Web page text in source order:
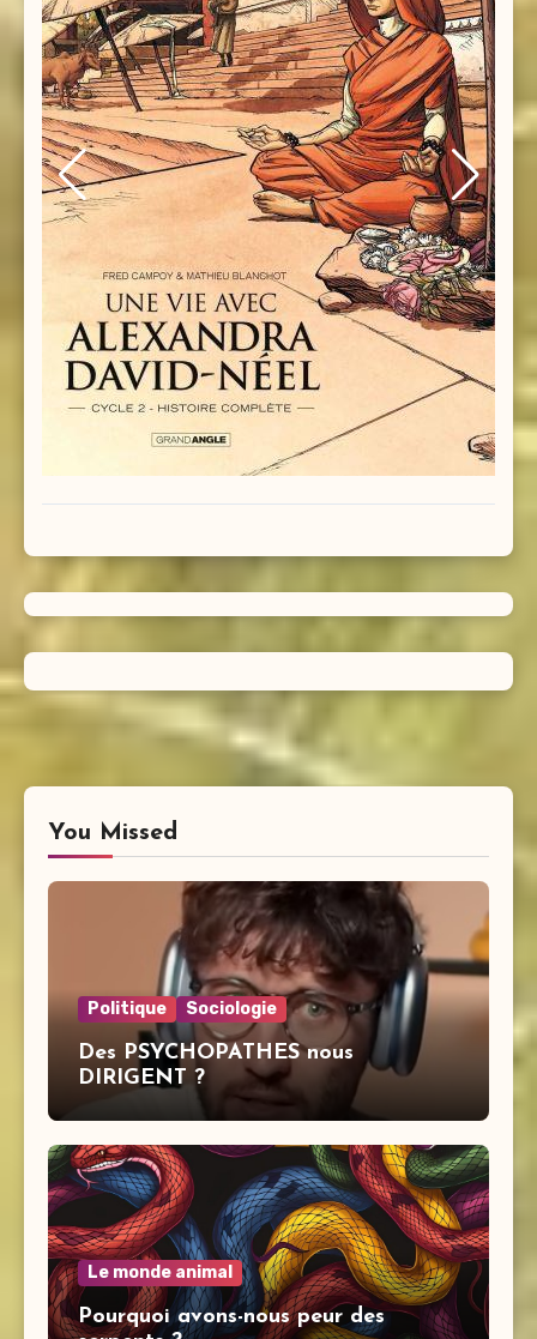
You Missed
Politique Sociologie
Des PSYCHOPATHES nous
DIRIGENT ?
Le monde animal
Pourquoi avons-nous peur des